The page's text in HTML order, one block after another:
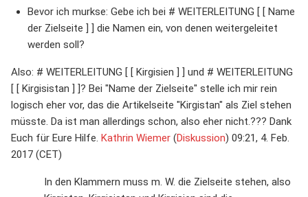
Bevor ich murkse: Gebe ich bei # WEITERLEITUNG [ [ Name
der Zielseite ] ] die Namen ein, von denen weitergeleitet
werden soll?
Also: # WEITERLEITUNG [ [ Kirgisien ] ] und # WEITERLEITUNG
[ [ Kirgisistan ] ]? Bei "Name der Zielseite" stelle ich mir rein
logisch eher vor, das die Artikelseite "Kirgistan" als Ziel stehen
müsste. Da ist man allerdings schon, also eher nicht.??? Dank
Euch für Eure Hilfe. Kathrin Wiemer (Diskussion) 09:21, 4. Feb.
2017 (CET)
In den Klammern muss m. W. die Zielseite stehen, also